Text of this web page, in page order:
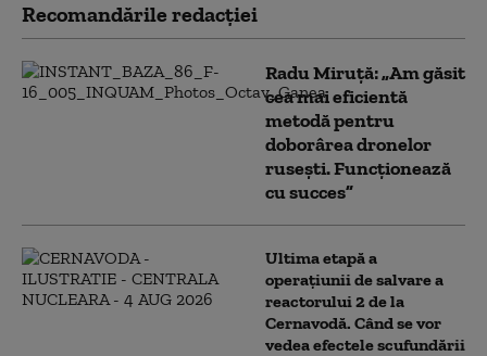
Recomandările redacţiei
Radu Miruță: „Am găsit
cea mai eficientă
metodă pentru
doborârea dronelor
rusești. Funcționează
cu succes”
Ultima etapă a
operațiunii de salvare a
reactorului 2 de la
Cernavodă. Când se vor
vedea efectele scufundării